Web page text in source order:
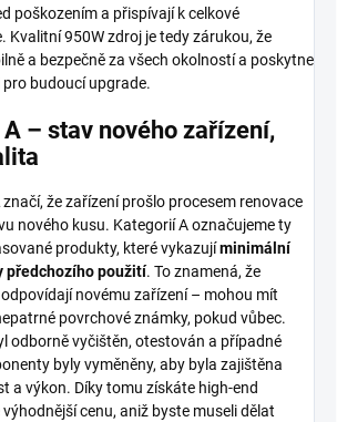
poškozením a přispívají k celkové
Kvalitní 950W zdroj je tedy zárukou, že
a bezpečně za všech okolností a poskytne
budoucí upgrade.
A – stav nového zařízení,
značí, že zařízení prošlo procesem renovace
nového kusu. Kategorií A označujeme ty
produkty, které vykazujíminimální
předchozího použití. To znamená, že
novému zařízení – mohou mít
povrchové známky, pokud vůbec.
odborně vyčištěn, otestován a případné
byly vyměněny, aby byla zajištěna
a výkon. Díky tomu získáte high-end
cenu, aniž byste museli dělat